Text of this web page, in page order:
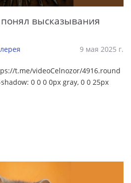
высказывания
9 мая 2025 г.
t.me/videoCelnozor/4916.round
0 0 0 0px gray, 0 0 25px